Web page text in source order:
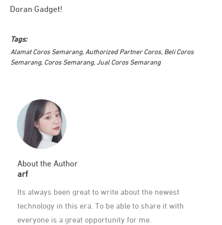
Doran Gadget!
Tags:
Alamat Coros Semarang, Authorized Partner Coros, Beli Coros
Semarang, Coros Semarang, Jual Coros Semarang
About the Author
arf
Its always been great to write about the newest
technology in this era. To be able to share it with
everyone is a great opportunity for me.